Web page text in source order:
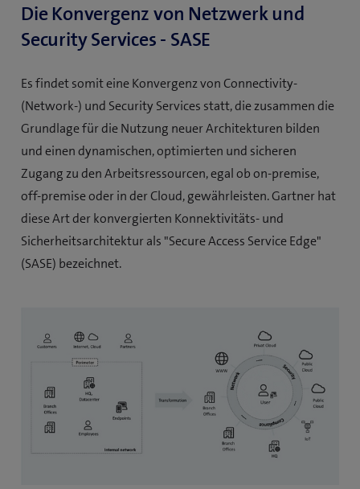
Die Konvergenz von Netzwerk und
Security Services - SASE
Es findet somit eine Konvergenz von Connectivity-
(Network-) und Security Services statt, die zusammen die
Grundlage für die Nutzung neuer Architekturen bilden
und einen dynamischen, optimierten und sicheren
Zugang zu den Arbeitsressourcen, egal ob on-premise,
off-premise oder in der Cloud, gewährleisten. Gartner hat
diese Art der konvergierten Konnektivitäts- und
Sicherheitsarchitektur als "Secure Access Service Edge"
(SASE) bezeichnet.